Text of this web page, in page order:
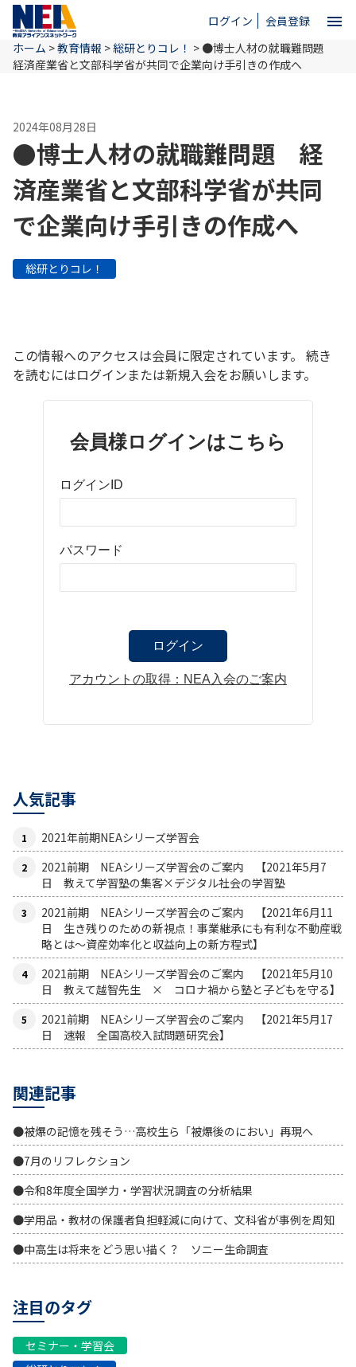
ログイン 会員登録 menu
ホーム
NEAとは
教育情報
お問い合わせ
ホーム >教育情報 >総研とりコレ！ > ●博士人材の就職難問題
経済産業省と文部科学省が共同で企業向け手引きの作成へ
2024年08月28日
●博士人材の就職難問題 経
済産業省と文部科学省が共同
で企業向け手引きの作成へ
総研とりコレ！
この情報へのアクセスは会員に限定されています。 続き
を読むにはログインまたは新規入会をお願いします。
会員様ログインはこちら
ログインID
パスワード
アカウントの取得：NEA入会のご案内
人気記事
2021年前期NEAシリーズ学習会
2021前期 NEAシリーズ学習会のご案内 【2021年5月7
日 教えて学習塾の集客×デジタル社会の学習塾
2021前期 NEAシリーズ学習会のご案内 【2021年6月11
日 生き残りのための新視点！事業継承にも有利な不動産戦
略とは〜資産効率化と収益向上の新方程式】
2021前期 NEAシリーズ学習会のご案内 【2021年5月10
日 教えて越智先生 × コロナ禍から塾と子どもを守る】
2021前期 NEAシリーズ学習会のご案内 【2021年5月17
日 速報 全国高校入試問題研究会】
関連記事
●被爆の記憶を残そう…高校生ら「被爆後のにおい」再現へ
●7月のリフレクション
●令和8年度全国学力・学習状況調査の分析結果
●学用品・教材の保護者負担軽減に向けて、文科省が事例を周知
●中高生は将来をどう思い描く？ ソニー生命調査
注目のタグ
セミナー・学習会